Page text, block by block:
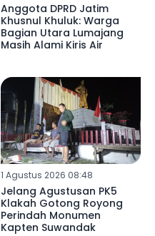
Anggota DPRD Jatim
Khusnul Khuluk: Warga
Bagian Utara Lumajang
Masih Alami Kiris Air
1 Agustus 2026 08:48
Jelang Agustusan PK5
Klakah Gotong Royong
Perindah Monumen
Kapten Suwandak